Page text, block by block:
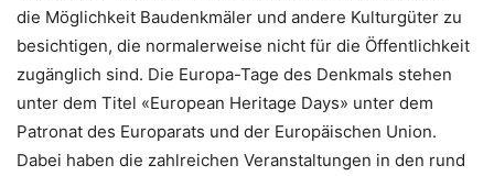
die Möglichkeit Baudenkmäler und andere Kulturgüter zu
besichtigen, die normalerweise nicht für die Öffentlichkeit
zugänglich sind. Die Europa-Tage des Denkmals stehen
unter dem Titel «European Heritage Days» unter dem
Patronat des Europarats und der Europäischen Union.
Dabei haben die zahlreichen Veranstaltungen in den rund